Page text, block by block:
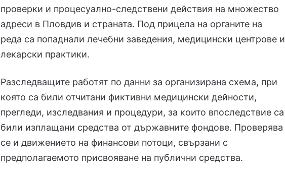
проверки и процесуално-следствени действия на множество
адреси в Пловдив и страната. Под прицела на органите на
реда са попаднали лечебни заведения, медицински центрове и
лекарски практики.
Разследващите работят по данни за организирана схема, при
която са били отчитани фиктивни медицински дейности,
прегледи, изследвания и процедури, за които впоследствие са
били изплащани средства от държавните фондове. Проверява
се и движението на финансови потоци, свързани с
предполагаемото присвояване на публични средства.